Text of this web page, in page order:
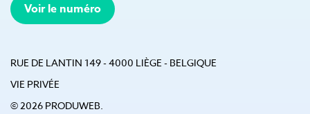
Voir le numéro
RUE DE LANTIN 149 - 4000 LIÈGE - BELGIQUE
VIE PRIVÉE
© 2026 PRODUWEB.